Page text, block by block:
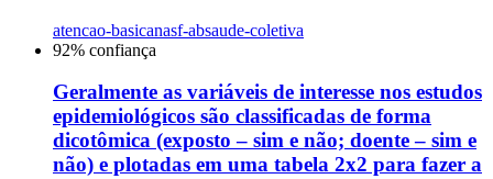
atencao-basicanasf-absaude-coletiva
92% confiança
Geralmente as variáveis de interesse nos estudos
epidemiológicos são classificadas de forma
dicotômica (exposto – sim e não; doente – sim e
não) e plotadas em uma tabela 2x2 para fazer a